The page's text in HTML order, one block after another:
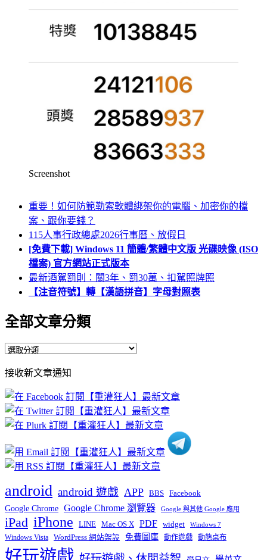
Screenshot
重要！如何防範勒索軟體綁架你的電腦、加密你的檔
案、跟你要錢？
115人事行政總處2026行事曆、放假日
[免費下載] Windows 11 簡體/繁體中文版 光碟映像 (ISO
檔案) 官方網站正式版本
最新酒駕罰則：關3年、罰30萬、扣駕照牌照
【注音符號】轉【漢語拼音】字母對照表
全部文章分類
全
文
章
分
類
接收新文章通知
android android 遊戲 APP BBS Facebook
Google Chrome Google Chrome 瀏覽器 Google 與其他 Google 應用
iPad iPhone LINE Mac OS X PDF widget Windows 7
Windows Vista WordPress 網站架設 免費圖庫 動作遊戲 動態桌布